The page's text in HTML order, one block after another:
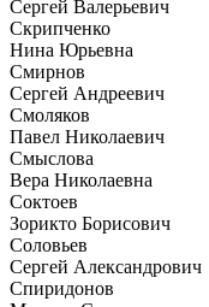
Сергей Валерьевич
Скрипченко
Нина Юрьевна
Смирнов
Сергей Андреевич
Смоляков
Павел Николаевич
Смыслова
Вера Николаевна
Соктоев
Зорикто Борисович
Соловьев
Сергей Александрович
Спиридонов